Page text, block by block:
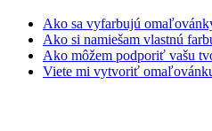
Ako sa vyfarbujú
Ako si namiešam vlastnú
Ako môžem podporiť vašu
Viete mi vytvoriť